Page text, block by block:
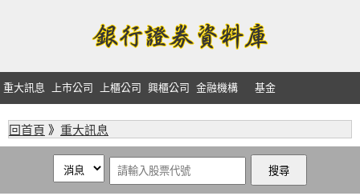
重大訊息 上市公司 上櫃公司 興櫃公司 金融機構 基金
回首頁 》 重大訊息